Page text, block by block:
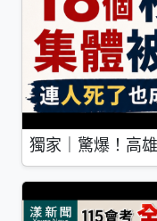
獨家｜驚爆！高